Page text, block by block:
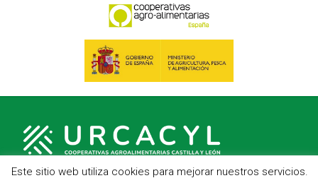
Este sitio web utiliza cookies para mejorar nuestros servicios.